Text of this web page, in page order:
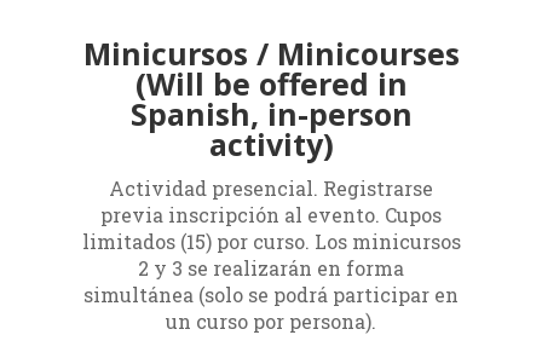
Minicursos / Minicourses
(Will be offered in
Spanish, in-person
activity)
Actividad presencial. Registrarse
previa inscripción al evento. Cupos
limitados (15) por curso. Los minicursos
2 y 3 se realizarán en forma
simultánea (solo se podrá participar en
un curso por persona).